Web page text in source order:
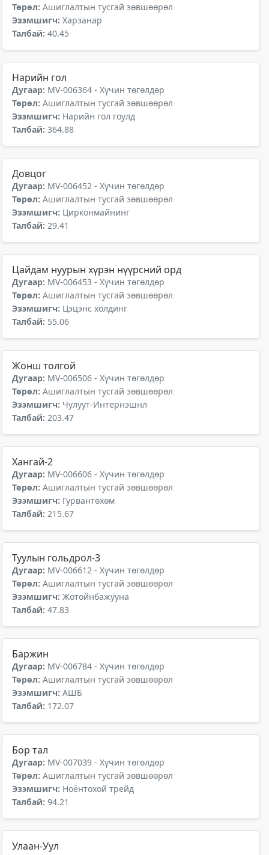
Төрөл: Ашиглалтын тусгай зөвшөөрөл
Эзэмшигч: Харзанар
Талбай: 40.45
Нарийн гол
Дугаар: MV-006364 - Хүчин төгөлдөр
Төрөл: Ашиглалтын тусгай зөвшөөрөл
Эзэмшигч: Нарийн гол гоулд
Талбай: 364.88
Довцог
Дугаар: MV-006452 - Хүчин төгөлдөр
Төрөл: Ашиглалтын тусгай зөвшөөрөл
Эзэмшигч: Цирконмайнинг
Талбай: 29.41
Цайдам нуурын хүрэн нүүрсний орд
Дугаар: MV-006453 - Хүчин төгөлдөр
Төрөл: Ашиглалтын тусгай зөвшөөрөл
Эзэмшигч: Цэцэнс холдинг
Талбай: 55.06
Жонш толгой
Дугаар: MV-006506 - Хүчин төгөлдөр
Төрөл: Ашиглалтын тусгай зөвшөөрөл
Эзэмшигч: Чулуут-Интернэшнл
Талбай: 203.47
Хангай-2
Дугаар: MV-006606 - Хүчин төгөлдөр
Төрөл: Ашиглалтын тусгай зөвшөөрөл
Эзэмшигч: Гурвантөхөм
Талбай: 215.67
Туулын гольдрол-3
Дугаар: MV-006612 - Хүчин төгөлдөр
Төрөл: Ашиглалтын тусгай зөвшөөрөл
Эзэмшигч: Жотойнбажууна
Талбай: 47.83
Баржин
Дугаар: MV-006784 - Хүчин төгөлдөр
Төрөл: Ашиглалтын тусгай зөвшөөрөл
Эзэмшигч: АШБ
Талбай: 172.07
Бор тал
Дугаар: MV-007039 - Хүчин төгөлдөр
Төрөл: Ашиглалтын тусгай зөвшөөрөл
Эзэмшигч: Ноёнтохой трейд
Талбай: 94.21
Улаан-Уул